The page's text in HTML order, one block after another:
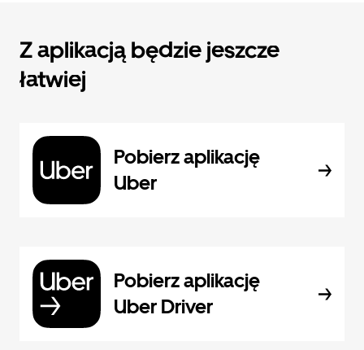
Z aplikacją będzie jeszcze
łatwiej
Pobierz aplikację
Uber
Pobierz aplikację
Uber Driver